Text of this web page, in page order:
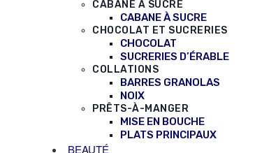
CABANE À SUCRE
CABANE À SUCRE
CHOCOLAT ET SUCRERIES
CHOCOLAT
SUCRERIES D’ÉRABLE
COLLATIONS
BARRES GRANOLAS
NOIX
PRÊTS-À-MANGER
MISE EN BOUCHE
PLATS PRINCIPAUX
BEAUTÉ